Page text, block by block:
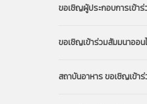
ขอเชิญผู้ประกอบการเข้า
ขอเชิญเข้าร่วมสัมมนาออ
สถาบันอาหาร ขอเชิญเข้